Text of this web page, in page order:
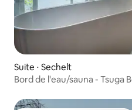
Suite ⋅ Sechelt
Bord de l'eau/sauna - Tsuga